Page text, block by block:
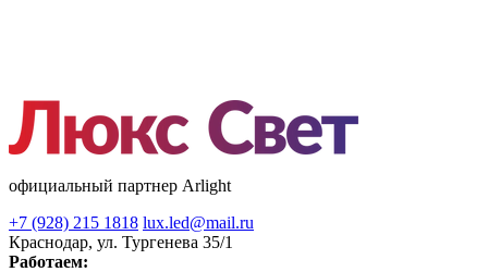
официальный партнер Arlight
+7 (928) 215 1818 lux.led@mail.ru
Краснодар, ул. Тургенева 35/1
Работаем: